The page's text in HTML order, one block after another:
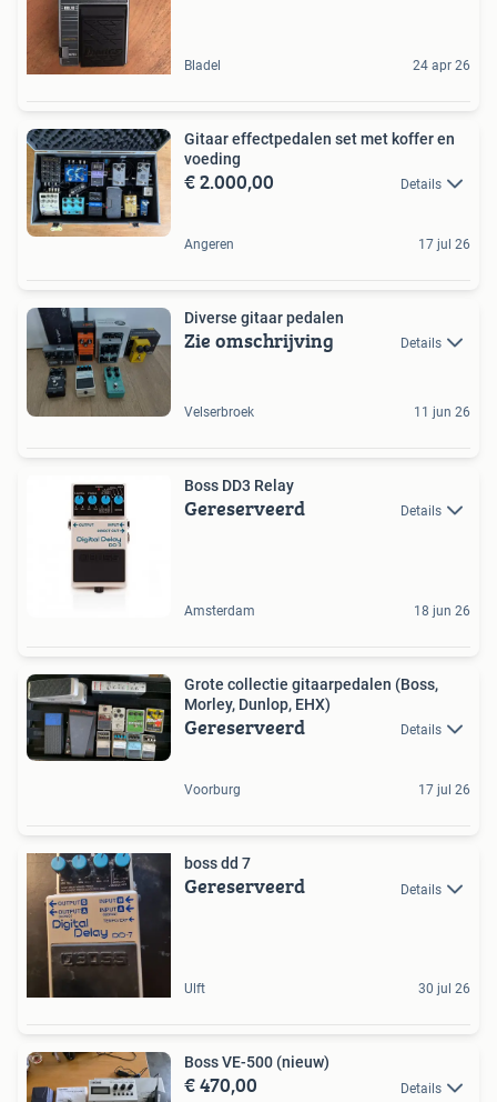
Bladel 24 apr 26
Gitaar effectpedalen set met koffer en
voeding
€ 2.000,00 Details
Angeren 17 jul 26
Diverse gitaar pedalen
Zie omschrijving Details
Velserbroek 11 jun 26
Boss DD3 Relay
Gereserveerd Details
Amsterdam 18 jun 26
Grote collectie gitaarpedalen (Boss,
Morley, Dunlop, EHX)
Gereserveerd Details
Voorburg 17 jul 26
boss dd 7
Gereserveerd Details
Ulft 30 jul 26
Boss VE-500 (nieuw)
€ 470,00 Details